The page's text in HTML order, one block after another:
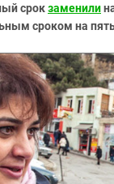
срокзаменили
сроком на